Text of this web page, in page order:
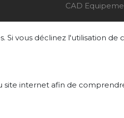
CAD
Si vous déclinez l'utilisation
site internet afin de